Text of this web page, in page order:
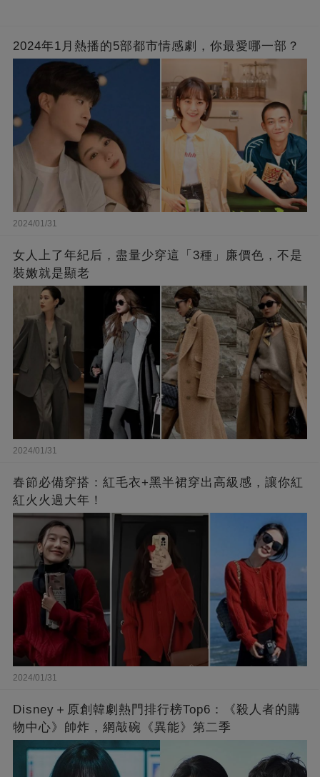
2024年1月熱播的5部都市情感劇，你最愛哪一部？
2024/01/31
女人上了年紀后，盡量少穿這「3種」廉價色，不是
裝嫩就是顯老
2024/01/31
春節必備穿搭：紅毛衣+黑半裙穿出高級感，讓你紅
紅火火過大年！
2024/01/31
Disney＋原創韓劇熱門排行榜Top6：《殺人者的購
物中心》帥炸，網敲碗《異能》第二季